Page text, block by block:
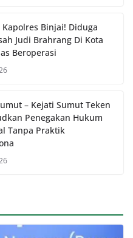
Kapolres Binjai! Diduga
Judi Brahrang Di Kota
Beroperasi
– Kejati Sumut Teken
Penegakan Hukum
Tanpa Praktik